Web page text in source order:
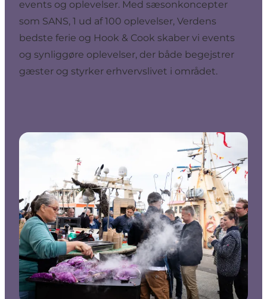
events og oplevelser. Med sæsonkoncepter
som SANS, 1 ud af 100 oplevelser, Verdens
bedste ferie og Hook & Cook skaber vi events
og synliggøre oplevelser, der både begejstrer
gæster og styrker erhvervslivet i området.